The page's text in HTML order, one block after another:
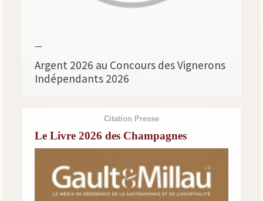
—
Argent 2026 au Concours des Vignerons
Indépendants 2026
Citation Presse
Le Livre 2026 des Champagnes